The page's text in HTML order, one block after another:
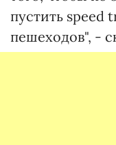
пустить speed
пешеходов", -